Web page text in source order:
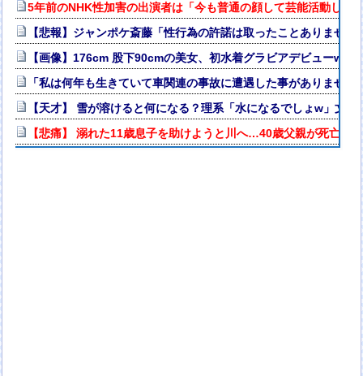
5年前のNHK性加害の出演者は「今も普通の顔して芸能活動して
【悲報】ジャンポケ斎藤「性行為の許諾は取ったことありません
【画像】176cm 股下90cmの美女、初水着グラビアデビュー
「私は何年も生きていて車関連の事故に遭遇した事がありませ
【天才】 雪が溶けると何になる？理系「水になるでしょw」文
【悲痛】 溺れた11歳息子を助けようと川へ…40歳父親が死亡 息